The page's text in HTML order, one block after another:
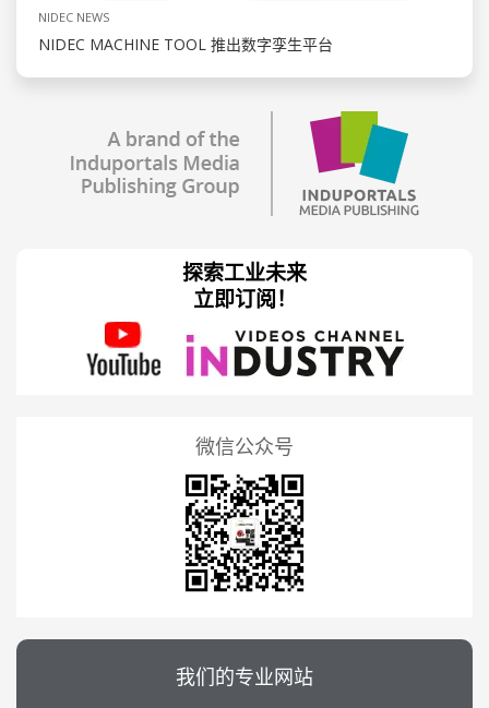
NIDEC NEWS
NIDEC MACHINE TOOL 推出数字孪生平台
探索工业未来
立即订阅！
微信公众号
我们的专业网站